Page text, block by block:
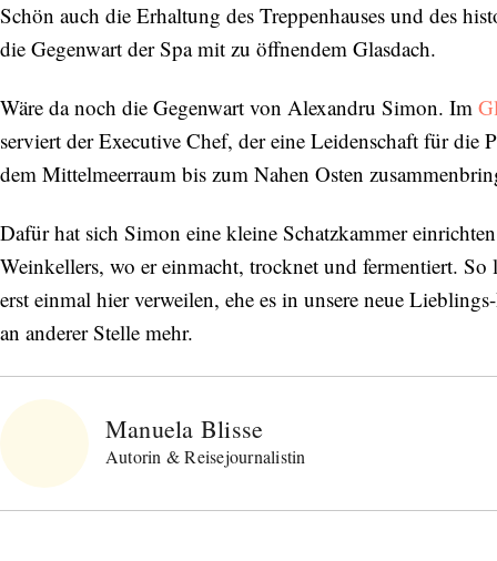
Schön auch die Erhaltung des Treppenhauses und des
die Gegenwart der Spa mit zu öffnendem Glasdach.
Wäre da noch die Gegenwart von Alexandru Simon. Im
serviert der Executive Chef, der eine Leidenschaft für die
dem Mittelmeerraum bis zum Nahen Osten
Dafür hat sich Simon eine kleine Schatzkammer
Weinkellers, wo er einmacht, trocknet und fermentiert.
erst einmal hier verweilen, ehe es in unsere neue
an anderer Stelle mehr.
Manuela Blisse
Autorin & Reisejournalistin